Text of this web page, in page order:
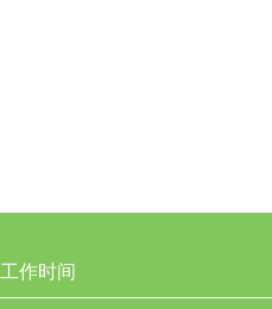
工作时间